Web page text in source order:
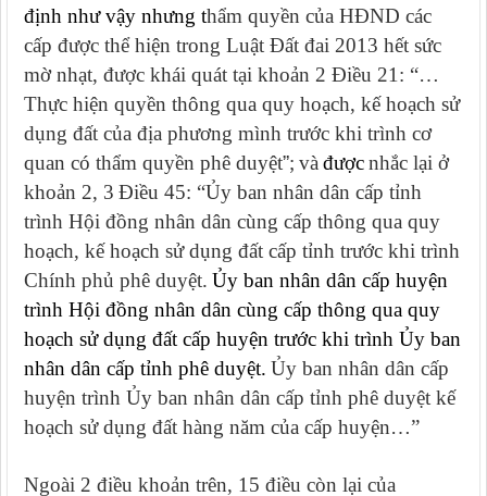
định như vậy nhưng thẩm quyền của HĐND các
cấp được thể hiện trong Luật Đất đai 2013 hết sức
mờ nhạt, được khái quát tại khoản 2 Điều 21: “…
Thực hiện quyền thông qua quy hoạch, kế hoạch sử
dụng đất của địa phương mình trước khi trình cơ
quan có thẩm quyền phê duyệt”; vàđượcnhắc lại ở
khoản 2, 3 Điều 45: “Ủy ban nhân dân cấp tỉnh
trình Hội đồng nhân dân cùng cấp thông qua quy
hoạch, kế hoạch sử dụng đất cấp tỉnh trước khi trình
Chính phủ phê duyệt. Ủy ban nhân dân cấp huyện
trình Hội đồng nhân dân cùng cấp thông qua quy
hoạch sử dụng đất cấp huyện trước khi trình Ủy ban
nhân dân cấp tỉnh phê duyệt. Ủy ban nhân dân cấp
huyện trình Ủy ban nhân dân cấp tỉnh phê duyệt kế
hoạch sử dụng đất hàng năm của cấp huyện…”
Ngoài 2 điều khoản trên, 15 điều còn lại của